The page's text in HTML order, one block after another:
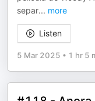
separ... more
Listen
5 Mar 2025 • 1 hr 5